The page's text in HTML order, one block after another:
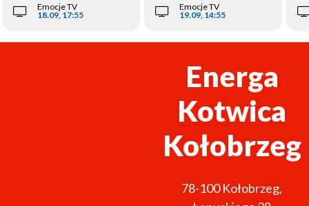
Emocje TV
18.09, 17:55
Emocje TV
19.09, 14:55
Energa
Kotwica
Kołobrzeg
78-100 Kołobrzeg,